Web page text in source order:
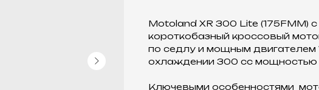
Motoland XR 300 Lite (175FMM)
короткобазный кроссовый
по седлу и мощным
охлаждении 300 cc мощностью
Ключевыми особенностями